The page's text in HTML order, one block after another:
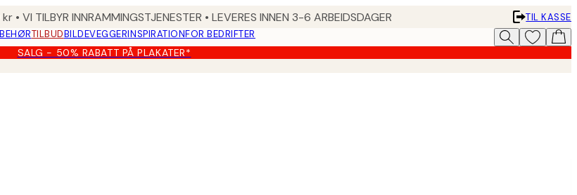
• VI TILBYR INNRAMMINGSTJENESTER • LEVERES INNEN 3-6 ARBEIDSDAGER
TIL KASSE
TILBUDBILDEVEGGERINSPIRATIONFOR BEDRIFTER
SALG - 50% RABATT PÅ PLAKATER*